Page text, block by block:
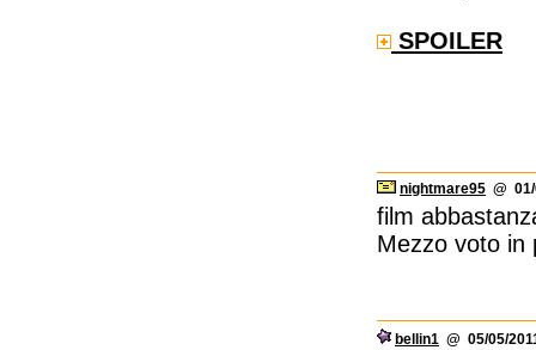
SPOILER
nightmare95 @
film
Mezzo voto in
bellin1 @ 05/05/